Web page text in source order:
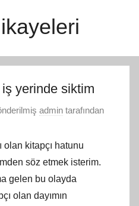
iş yerinde siktim
admin tarafından
olan kitapçı hatunu
söz etmek isterim.
gelen bu olayda
olan dayımın